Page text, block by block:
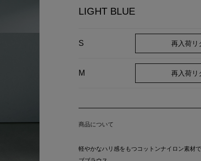
LIGHT BLUE
S 再入荷リ
M 再入荷リ
商品について
軽やかなハリ感をもつコットンナイロン素材